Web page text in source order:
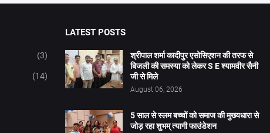
(3)
(14)
LATEST POSTS
श्रीपाल शर्मा कादीपुर एसोसिएशन की तरफ से
बिजली की समस्या को लेकर S E श्यामवीर सैनी
जी से मिले
August 06, 2026
5 साल से स्लम बच्चों को समाज की मुख्यधारा से
जोड़ रहा शुभम् त्यागी फाउंडेशन